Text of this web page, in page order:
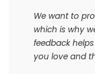
We want to
which is why
feedback
you love and